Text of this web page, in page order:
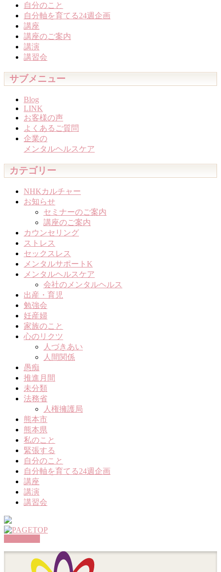
自分のこと
自分軸を育てる24週企画
講座
講座のご案内
講演
講習会
サブメニュー
Blog
LINK
お客様の声
よくあるご質問
企業の
メンタルヘルスケア
カテゴリー
NHKカルチャー
お知らせ
セミナーのご案内
講座のご案内
カウンセリング
ストレス
セックスレス
メンタルサポートK
メンタルヘルスケア
会社のメンタルヘルス
出産・育児
勉強会
妊産婦
家族のこと
心のリクツ
人づきあい
人間関係
愚痴
推進月間
未分類
法務省
人権擁護局
熊本市
熊本県
私のこと
緊張する
自分のこと
自分軸を育てる24週企画
講座
講演
講習会